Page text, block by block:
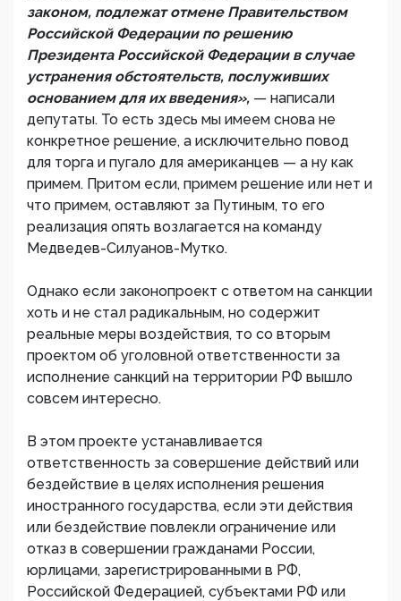
законом, подлежат отмене Правительством
Российской Федерации по решению
Президента Российской Федерации в случае
устранения обстоятельств, послуживших
основанием для их введения», — написали
депутаты. То есть здесь мы имеем снова не
конкретное решение, а исключительно повод
для торга и пугало для американцев — а ну как
примем. Притом если, примем решение или нет и
что примем, оставляют за Путиным, то его
реализация опять возлагается на команду
Медведев-Силуанов-Мутко.
Однако если законопроект с ответом на санкции
хоть и не стал радикальным, но содержит
реальные меры воздействия, то со вторым
проектом об уголовной ответственности за
исполнение санкций на территории РФ вышло
совсем интересно.
В этом проекте устанавливается
ответственность за совершение действий или
бездействие в целях исполнения решения
иностранного государства, если эти действия
или бездействие повлекли ограничение или
отказ в совершении гражданами России,
юрлицами, зарегистрированными в РФ,
Российской Федерацией, субъектами РФ или